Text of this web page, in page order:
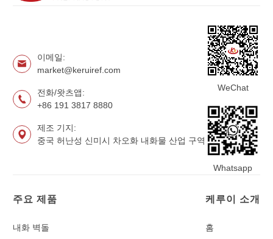
이메일:
market@keruiref.com
전화/왓츠앱:
+86 191 3817 8880
제조 기지:
중국 허난성 신미시 차오화 내화물 산업 구역
WeChat
Whatsapp
주요 제품
내화 벽돌
케루이 소개
홈